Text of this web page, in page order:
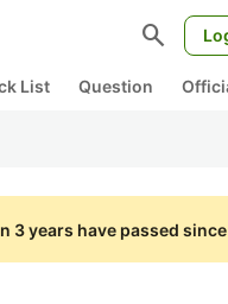
search
List Question
3 years have passed